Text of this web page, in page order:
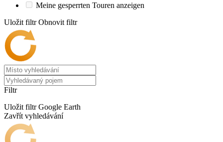
Meine gesperrten Touren anzeigen
Uložit filtr Obnovit filtr
Filtr
Uložit filtr Google Earth
Zavřít vyhledávání